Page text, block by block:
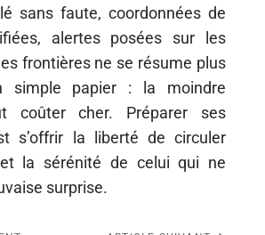
sans faute, coordonnées de
alertes posées sur les
frontières ne se résume plus
simple papier : la moindre
coûter cher. Préparer ses
s’offrir la liberté de circuler
la sérénité de celui qui ne
surprise.